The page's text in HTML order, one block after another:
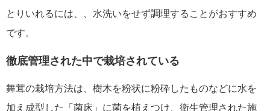
とりいれるには、、水洗いをせず調理することがおすすめ
です。
徹底管理された中で栽培されている
舞茸の栽培方法は、樹木を粉状に粉砕したものなどに水を
加え成型した「菌床」に菌を植えつけ、衛生管理された施